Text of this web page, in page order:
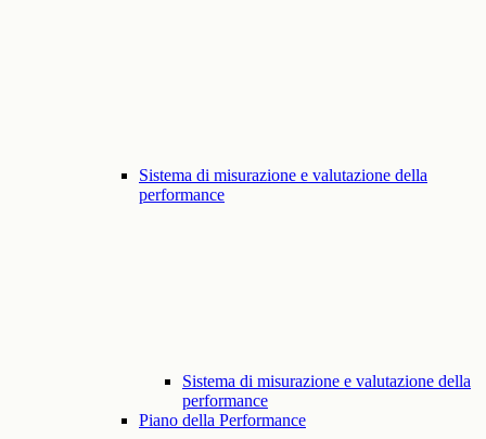
Sistema di misurazione e valutazione della
performance
Sistema di misurazione e valutazione della
performance
Piano della Performance